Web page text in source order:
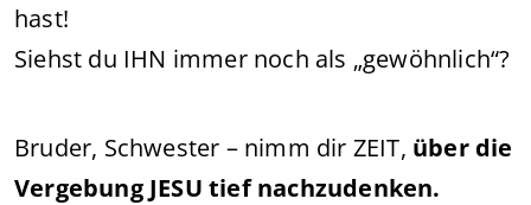
hast!
Siehst du IHN immer noch als „gewöhnlich“?
Bruder, Schwester – nimm dir ZEIT, über die
Vergebung JESU tief nachzudenken.